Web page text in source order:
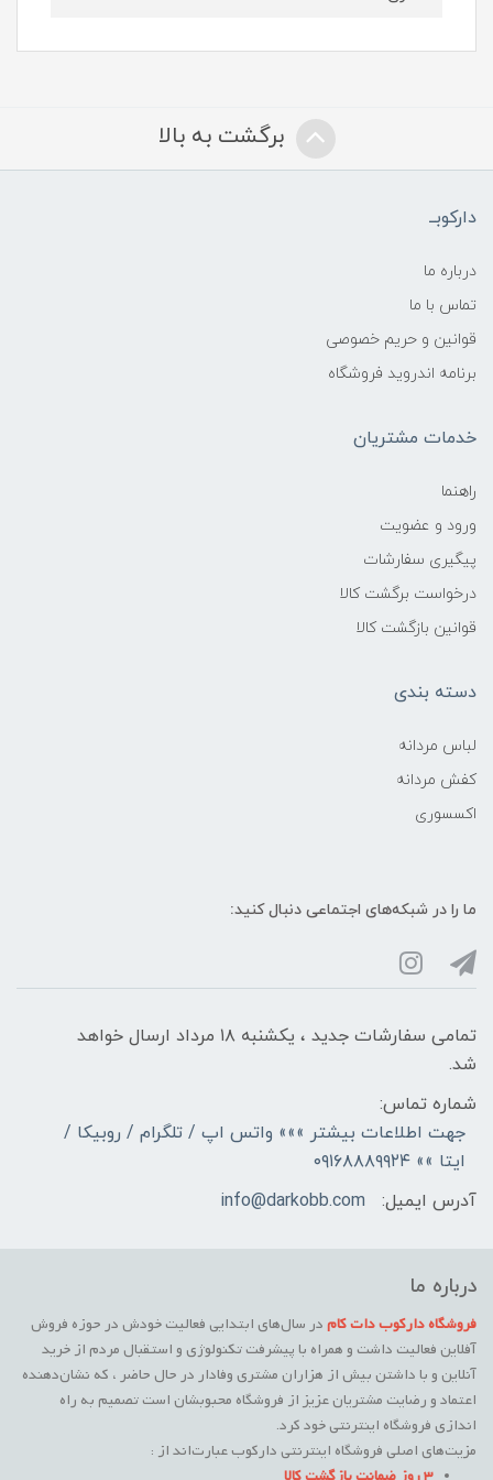
برگشت به بالا
دارکوبــ
درباره ما
تماس با ما
قوانین و حریم خصوصی
برنامه اندروید فروشگاه
خدمات مشتریان
راهنما
ورود و عضویت
پیگیری سفارشات
درخواست برگشت کالا
قوانین بازگشت کالا
دسته بندی
لباس مردانه
کفش مردانه
اکسسوری
ما را در شبکه‌های اجتماعی دنبال کنید:
تمامی سفارشات جدید ، یکشنبه ۱۸ مرداد ارسال خواهد
شد.
شماره تماس:
جهت اطلاعات بیشتر »»» واتس اپ / تلگرام / روبیکا /
ایتا »» ۰۹۱۶۸۸۸۹۹۲۴
آدرس ایمیل:
info@darkobb.com
درباره ما
فروشگاه دارکوب دات کامدر سال‌های ابتدایی فعالیت خودش در حوزه فروش
آفلاین فعالیت داشت و همراه با پیشرفت تکنولوژی و استقبال مردم از خرید
آنلاین و با داشتن بیش از هزاران مشتری وفادار در حال حاضر ، که نشان‌دهنده
اعتماد و رضایت مشتریان عزیز از فروشگاه محبوبشان است تصمیم به راه
اندازی فروشگاه اینترنتی خود کرد.
مزیت‌های اصلی فروشگاه اینترنتی دارکوب عبارت‌اند از :